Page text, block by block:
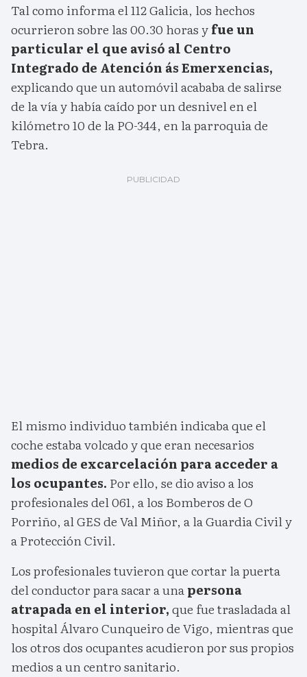
Tal como informa el 112 Galicia, los hechos
ocurrieron sobre las 00.30 horas yfue un
particular el que avisó al Centro
Integrado de Atención ás Emerxencias,
explicando que un automóvil acababa de salirse
de la vía y había caído por un desnivel en el
kilómetro 10 de la PO-344, en la parroquia de
Tebra.
El mismo individuo también indicaba que el
coche estaba volcado y que eran necesarios
medios de excarcelación para acceder a
los ocupantes. Por ello, se dio aviso a los
profesionales del 061, a los Bomberos de O
Porriño, al GES de Val Miñor, a la Guardia Civil y
a Protección Civil.
Los profesionales tuvieron que cortar la puerta
del conductor para sacar a unapersona
atrapada en el interior,que fue trasladada al
hospital Álvaro Cunqueiro de Vigo, mientras que
los otros dos ocupantes acudieron por sus propios
medios a un centro sanitario.